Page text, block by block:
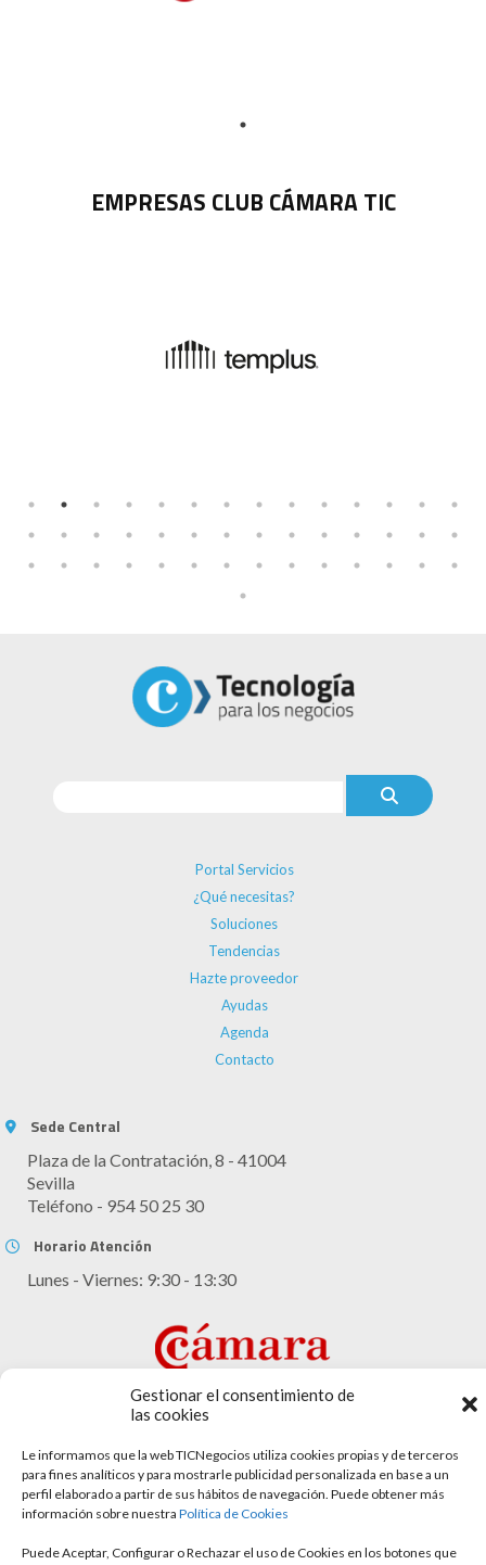
Gestionar el consentimiento de
las cookies
Le informamos que la web TICNegocios utiliza cookies propias y de terceros
para fines analíticos y para mostrarle publicidad personalizada en base a un
perfil elaborado a partir de sus hábitos de navegación. Puede obtener más
información sobre nuestra Política de Cookies
Puede Aceptar, Configurar o Rechazar el uso de Cookies en los botones que
EMPRESAS CLUB CÁMARA TIC
Portal Servicios
¿Qué necesitas?
Soluciones
Tendencias
Hazte proveedor
Ayudas
Agenda
Contacto
Sede Central
Plaza de la Contratación, 8 - 41004
Sevilla
Teléfono - 954 50 25 30
Horario Atención
Lunes - Viernes: 9:30 - 13:30
Aviso legal
Política de cookies
Política de privacidad